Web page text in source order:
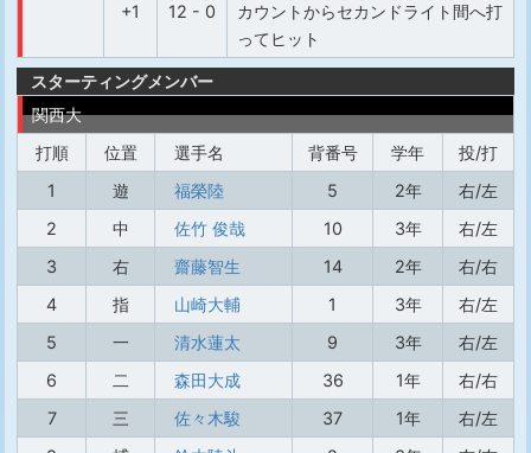
+1 12 - 0
カウントからセカンドライト間へ打
ってヒット
スターティングメンバー
関西大
打順
位置 選手名 背番号 学年
投/打
1
遊 福榮陸 5 2年
右/左
2
中 佐竹 俊哉 10 3年
右/左
3
右 齋藤智生 14 2年
右/右
4
指 山崎大輔 1 3年
右/左
5
一 清水蓮太 9 3年
右/左
6
二 森田大成 36 1年
右/右
7
三 佐々木駿 37 1年
右/左